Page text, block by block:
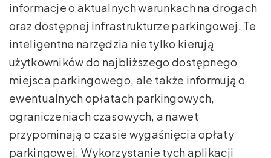
informacje o aktualnych warunkach na drogach
oraz dostępnej infrastrukturze parkingowej. Te
inteligentne narzędzia nie tylko kierują
użytkowników do najbliższego dostępnego
miejsca parkingowego, ale także informują o
ewentualnych opłatach parkingowych,
ograniczeniach czasowych, a nawet
przypominają o czasie wygaśnięcia opłaty
parkingowej. Wykorzystanie tych aplikacji